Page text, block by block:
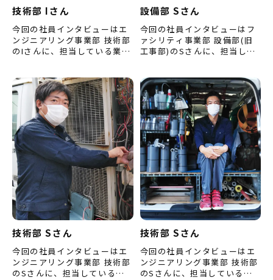
技術部 Iさん
今回の社員インタビューはエ
ンジニアリング事業部 技術部
のIさんに、担当している業務
属・内容はインタビュー当…
設備部 Sさん
今回の社員インタビューはフ
ァシリティ事業部 設備部(旧
工事部)のSさんに、担当して
をお聞きしました。 （※…
技術部 Sさん
今回の社員インタビューはエ
ンジニアリング事業部 技術部
のSさんに、担当している業
技術部 Sさん
今回の社員インタビューはエ
ンジニアリング事業部 技術部
のSさんに、担当している業